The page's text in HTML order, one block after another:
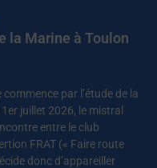
la Marine à Toulon
par l’étude de la
juillet 2026, le mistral
entre le club
FRAT (« Faire route
donc d’appareiller